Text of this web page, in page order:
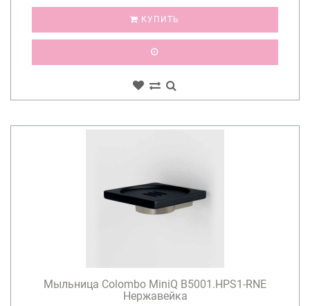
КУПИТЬ
Мыльница Colombo MiniQ B5001.HPS1-RNE
Нержавейка